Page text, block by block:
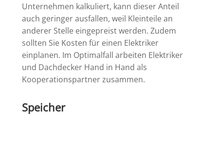
Unternehmen kalkuliert, kann dieser Anteil
auch geringer ausfallen, weil Kleinteile an
anderer Stelle eingepreist werden. Zudem
sollten Sie Kosten für einen Elektriker
einplanen. Im Optimalfall arbeiten Elektriker
und Dachdecker Hand in Hand als
Kooperationspartner zusammen.
Speicher